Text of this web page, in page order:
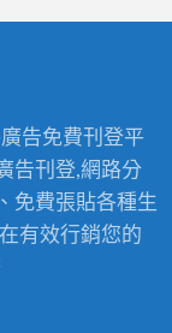
告免費刊登平
告刊登,網路分
免費張貼各種生
有效行銷您的